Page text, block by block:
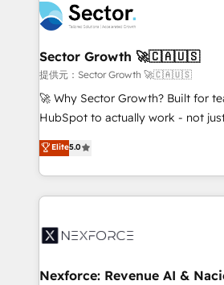
technology and people with each
strive for optimal customer
experiences. Systony – We
⚙️ Grows ordena los procesos
marketing, ventas y servicio, e
de forma que genera resultados
primeras semanas — no meses. 🤝 No entregamos
proyectos y nos vamos. Nos
socios estratégicos, ayudando a
no es crecer — es solo moverse
Operamos en Colombia, Perú,
retail, salud, banca, bienes raíces,
B2B.
Sector Growth 🚀🇨🇦🇺🇸
提供元：Sector Growth 🚀🇨🇦🇺🇸
🚀 Why Sector Growth? Built for
HubSpot to actually work - not just
HubSpot Experts: Onboarding,
automation, and training built for
Technical Execution: ERP, EMR
Integrations; complex builds
workflows; automation agents;
Healthcare: HIPAA
Elite5.0
Nexforce: Revenue AI &